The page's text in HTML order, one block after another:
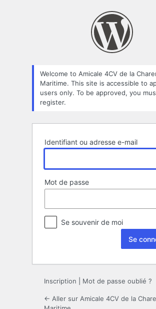
Welcome to Amicale 4CV de la
Maritime. This site is accessible to
users only. To be approved, you
register.
Identifiant ou adresse e-mail
Mot de passe
Se souvenir de moi
Inscription Mot de passe oublié ?
← Aller sur Amicale 4CV de la